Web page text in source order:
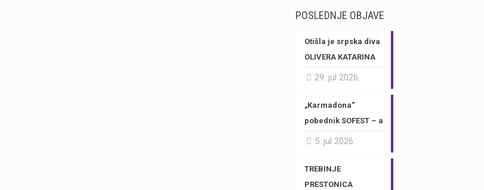
POSLEDNJE OBJAVE
Otišla je srpska diva
OLIVERA KATARINA
29. jul 2026.
„Karmadona“
pobednik SOFEST – a
5. jul 2026.
TREBINJE
PRESTONICA